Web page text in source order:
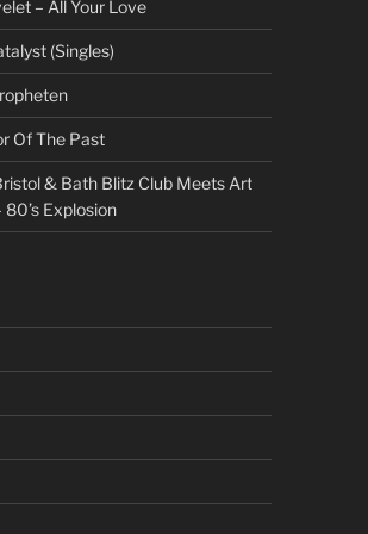
– All Your Love
(Singles)
Of The Past
& Bath Blitz Club Meets Art
Explosion